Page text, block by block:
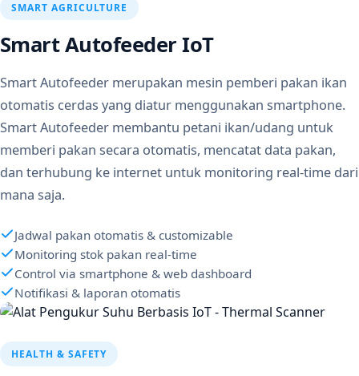
SMART AGRICULTURE
Smart Autofeeder IoT
Smart Autofeeder merupakan mesin pemberi pakan ikan
otomatis cerdas yang diatur menggunakan smartphone.
Smart Autofeeder membantu petani ikan/udang untuk
memberi pakan secara otomatis, mencatat data pakan,
dan terhubung ke internet untuk monitoring real-time dari
mana saja.
Jadwal pakan otomatis & customizable
Monitoring stok pakan real-time
Control via smartphone & web dashboard
Notifikasi & laporan otomatis
HEALTH & SAFETY